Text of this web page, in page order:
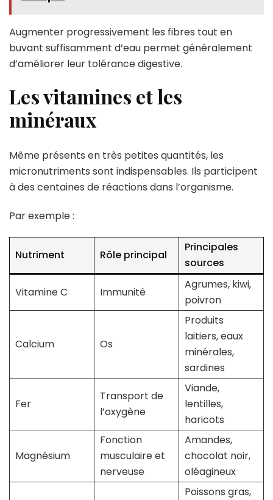
Augmenter progressivement les fibres tout en
buvant suffisamment d’eau permet généralement
d’améliorer leur tolérance digestive.
Les vitamines et les
minéraux
Même présents en très petites quantités, les
micronutriments sont indispensables. Ils participent
à des centaines de réactions dans l’organisme.
Par exemple :
Nutriment Rôle principal
Principales
sources
Vitamine C Immunité
Agrumes, kiwi,
poivron
Calcium Os
Produits
laitiers, eaux
minérales,
sardines
Fer
Transport de
l’oxygène
Viande,
lentilles,
haricots
Magnésium
Fonction
musculaire et
nerveuse
Amandes,
chocolat noir,
oléagineux
Poissons gras,